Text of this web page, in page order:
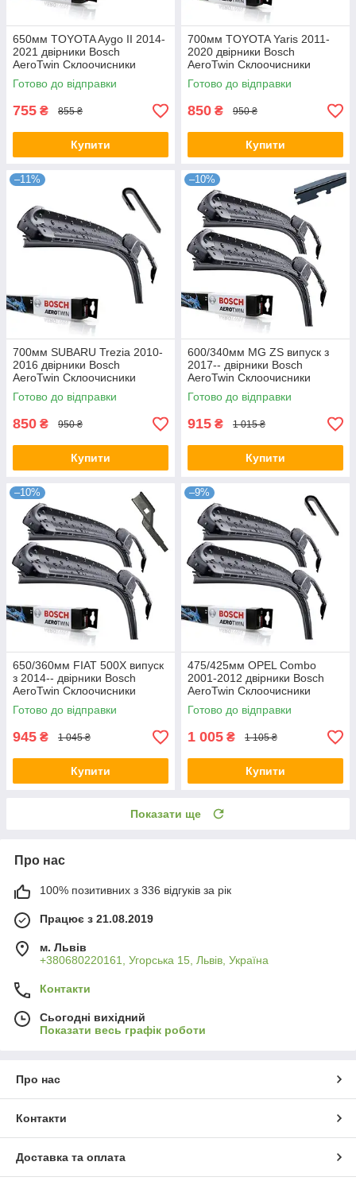
650мм TOYOTA Aygo II 2014-
2021 двірники Bosch
AeroTwin Склоочисники
Готово до відправки
755 ₴ 855 ₴
Купити
700мм TOYOTA Yaris 2011-
2020 двірники Bosch
AeroTwin Склоочисники
Готово до відправки
850 ₴ 950 ₴
Купити
–11%
700мм SUBARU Trezia 2010-
2016 двірники Bosch
AeroTwin Склоочисники
Готово до відправки
850 ₴ 950 ₴
Купити
–10%
600/340мм MG ZS випуск з
2017-- двірники Bosch
AeroTwin Склоочисники
Готово до відправки
915 ₴ 1 015 ₴
Купити
–10%
650/360мм FIAT 500X випуск
з 2014-- двірники Bosch
AeroTwin Склоочисники
Готово до відправки
945 ₴ 1 045 ₴
Купити
–9%
475/425мм OPEL Combo
2001-2012 двірники Bosch
AeroTwin Склоочисники
Готово до відправки
1 005 ₴ 1 105 ₴
Купити
Показати ще
Про нас
100% позитивних з 336 відгуків за рік
Працює з 21.08.2019
м. Львів
+380680220161, Угорська 15, Львів, Україна
Контакти
Сьогодні вихідний
Показати весь графік роботи
Про нас
Контакти
Доставка та оплата